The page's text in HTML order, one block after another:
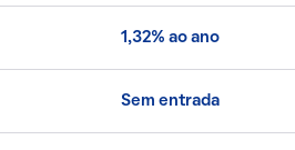
1,32% ao ano
Sem entrada